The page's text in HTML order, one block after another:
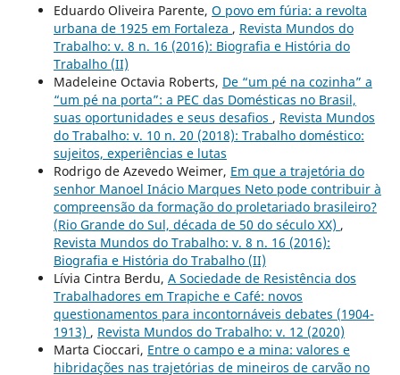
Eduardo Oliveira Parente, O povo em fúria: a revolta
urbana de 1925 em Fortaleza , Revista Mundos do
Trabalho: v. 8 n. 16 (2016): Biografia e História do
Trabalho (II)
Madeleine Octavia Roberts, De “um pé na cozinha” a
“um pé na porta”: a PEC das Domésticas no Brasil,
suas oportunidades e seus desafios , Revista Mundos
do Trabalho: v. 10 n. 20 (2018): Trabalho doméstico:
sujeitos, experiências e lutas
Rodrigo de Azevedo Weimer, Em que a trajetória do
senhor Manoel Inácio Marques Neto pode contribuir à
compreensão da formação do proletariado brasileiro?
(Rio Grande do Sul, década de 50 do século XX) ,
Revista Mundos do Trabalho: v. 8 n. 16 (2016):
Biografia e História do Trabalho (II)
Lívia Cintra Berdu, A Sociedade de Resistência dos
Trabalhadores em Trapiche e Café: novos
questionamentos para incontornáveis debates (1904-
1913) , Revista Mundos do Trabalho: v. 12 (2020)
Marta Cioccari, Entre o campo e a mina: valores e
hibridações nas trajetórias de mineiros de carvão no